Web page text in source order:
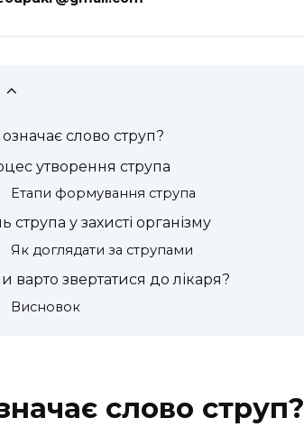
слово струп?
утворення струпа
Етапи формування струпа
струпа у захисті організму
Як доглядати за струпами
варто звертатися до лікаря?
Висновок
слово струп?